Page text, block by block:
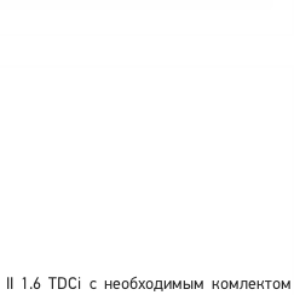
II 1.6 TDCi с необходимым комлектом